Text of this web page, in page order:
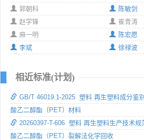
郭朝科
陈敏剑
赵学锋
崔青涛
麻一明
陈宏愿
李斌
徐禄波
相近标准(计划)
GB/T 46019.1-2025 塑料 再生塑料成分鉴
酸乙二醇酯（PET）材料
20260397-T-606 塑料 再生塑料生产技术
酸乙二醇酯（PET）裂解法化学回收